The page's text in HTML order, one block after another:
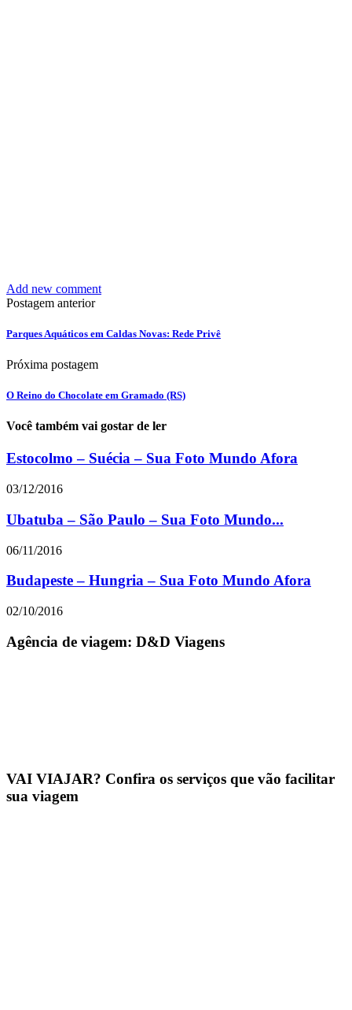
Add new comment
Postagem anterior
Parques Aquáticos em Caldas Novas: Rede Privê
Próxima postagem
O Reino do Chocolate em Gramado (RS)
Você também vai gostar de ler
Estocolmo – Suécia – Sua Foto Mundo Afora
03/12/2016
Ubatuba – São Paulo – Sua Foto Mundo...
06/11/2016
Budapeste – Hungria – Sua Foto Mundo Afora
02/10/2016
Agência de viagem: D&D Viagens
VAI VIAJAR? Confira os serviços que vão facilitar
sua viagem